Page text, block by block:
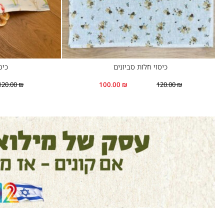
כיסוי חלות סביונים
120.00₪
100.00 ₪
₪